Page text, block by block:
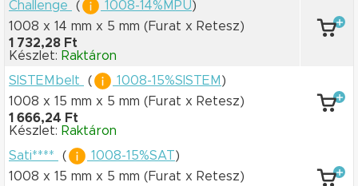
Challenge
( 1008-14%MPU)
1008 x 14 mm x 5 mm (Furat x Retesz)
1 732,28 Ft
Készlet: Raktáron
SISTEMbelt
( 1008-15%SISTEM )
1008 x 15 mm x 5 mm (Furat x Retesz)
1 666,24 Ft
Készlet: Raktáron
Sati****
( 1008-15%SAT)
1008 x 15 mm x 5 mm (Furat x Retesz)